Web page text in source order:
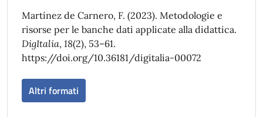
Martínez de Carnero, F. (2023). Metodologie e
risorse per le banche dati applicate alla didattica.
DigItalia, 18(2), 53–61.
https://doi.org/10.36181/digitalia-00072
Altri formati